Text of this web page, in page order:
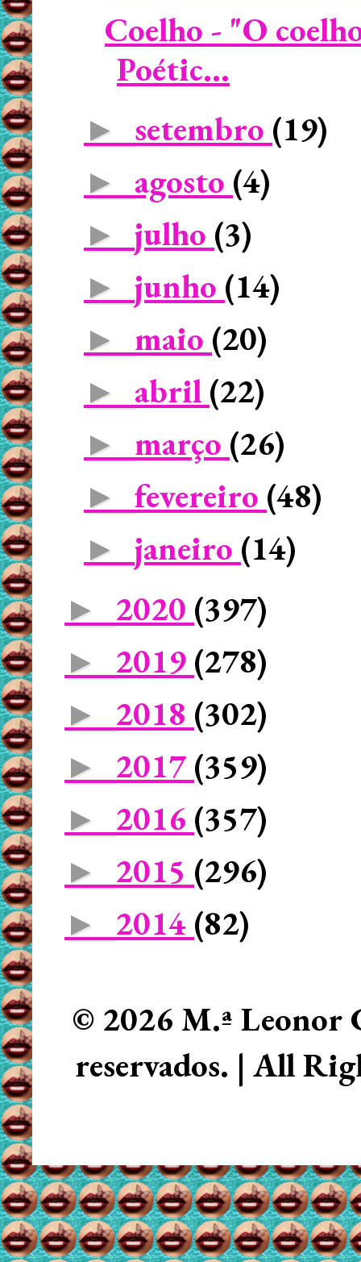
Coelho - "O
Poétic...
► setembro (19)
► agosto (4)
► julho (3)
► junho (14)
► maio (20)
► abril (22)
► março (26)
► fevereiro (48)
► janeiro (14)
► 2020 (397)
► 2019 (278)
► 2018 (302)
► 2017 (359)
► 2016 (357)
► 2015 (296)
► 2014 (82)
© 2026 M.ª Leonor
reservados. | All